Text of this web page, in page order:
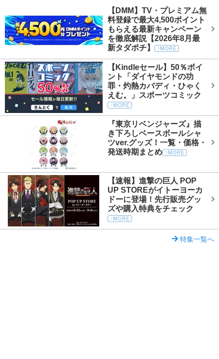
【DMM】TV・プレミアム無
料登録で最大4,500ポイント
もらえる最新キャンペーン
を徹底解説【2026年8月最
新タダポチ】
【Kindleセール】50％ポイ
ント「ダイヤモンドの功
罪・灼熱カバディ・ひゃく
えむ。」スポーツコミック
『東京リベンジャーズ』描
き下ろしベースボールシャ
ツver.グッズ！一覧・価格・
発送時期まとめ
【速報】進撃の巨人 POP
UP STOREがイトーヨーカ
ドーに登場！先行販売グッ
ズや購入特典をチェック
特集一覧へ